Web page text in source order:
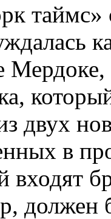
таймс»
двух
в
входят